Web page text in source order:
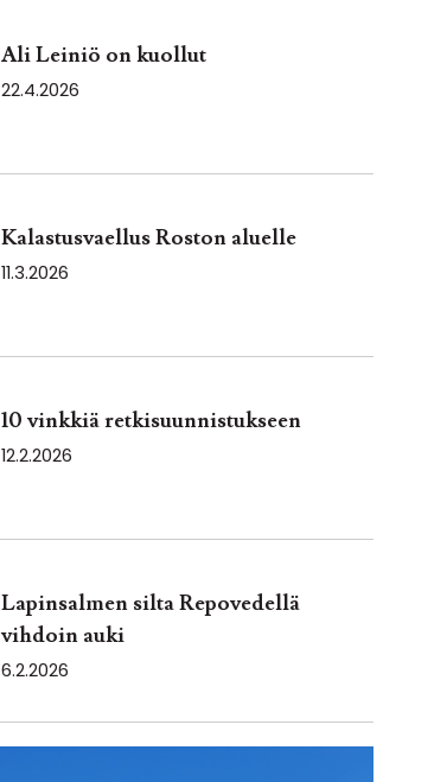
Ali Leiniö on kuollut
22.4.2026
Kalastusvaellus Roston aluelle
11.3.2026
10 vinkkiä retkisuunnistukseen
12.2.2026
Lapinsalmen silta Repovedellä
vihdoin auki
6.2.2026